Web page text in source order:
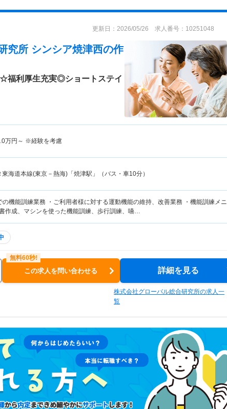
更新日：2026/05/26 求人番号：10251048
究所 シンシア焼津西の作
☆福利厚生充実◎ショートステイ
万円～ ※経験を考慮
東海道本線(東京－熱海)「焼津駅」（バス・車10分）
の機能訓練業務 ・ご利用者様に対する運動機能の維持、改善業務 ・機能訓練メニ
作成、マシンを使った機能訓練、歩行訓練、嚥…
この求人を問い合わせる 詳細を見る
株式会社グローバル総合研究所の求人一
覧